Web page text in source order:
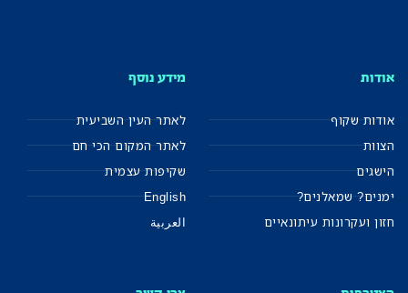
אודות
אודות שקוף
הצוות
הישגים
ימנים? שמאלנים?
חזון ועקרונות עיתונאיים
מידע נוסף
לאתר העין השביעית
לאתר המקום הכי חם
שקיפות עצמית
English
العربية